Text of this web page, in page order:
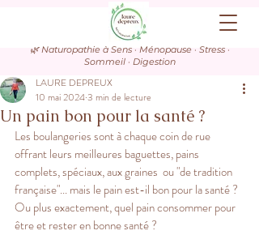
🌿 Naturopathie à Sens · Ménopause · Stress ·
Sommeil · Digestion
Un pain bon pour la santé ?
LAURE DEPREUX
10 mai 20243 min de lecture
Les boulangeries sont à chaque coin de rue
offrant leurs meilleures baguettes, pains
complets, spéciaux, aux graines  ou "de tradition
française"... mais le pain est-il bon pour la santé ?
Ou plus exactement, quel pain consommer pour
être et rester en bonne santé ?